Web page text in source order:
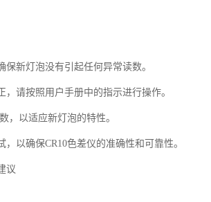
保新灯泡没有引起任何异常读数。
，请按照用户手册中的指示进行操作。
，以适应新灯泡的特性。
，以确保CR10色差仪的准确性和可靠性。
议